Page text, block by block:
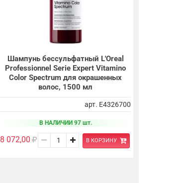
Шампунь бессульфатный L'Oreal
Professionnel Serie Expert Vitamino
Color Spectrum для окрашенных
волос, 1500 мл
арт. E4326700
В НАЛИЧИИ 97 шт.
8 072,00 В КОРЗИНУ